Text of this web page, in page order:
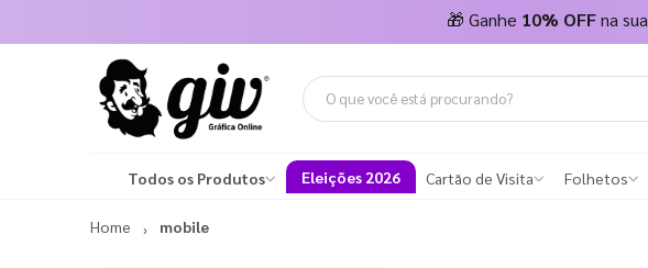
🎁 Ganhe 10% OFFna sua
Todos os Produtos Eleições 2026 Cartão de Visita Folhetos
Home mobile